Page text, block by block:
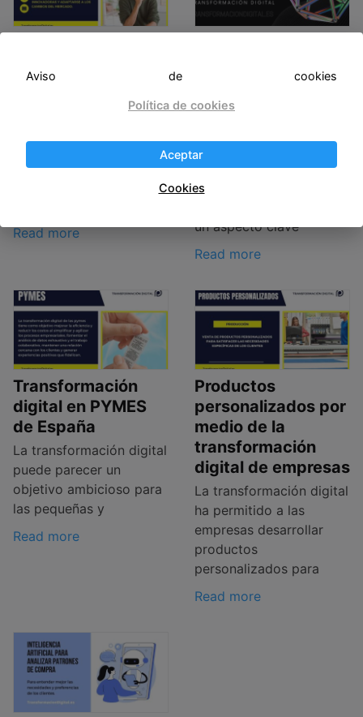
transformación
tecnología han sido
líderes en la
Read more
colaboración en
línea en procesos
digital
La implementación de
herramientas de
un aspecto clave
Read more
Transformación
digital en PYMES
de España
La transformación digital
puede parecer un
objetivo ambicioso para
las pequeñas y
Read more
Productos
personalizados por
medio de la
transformación
digital de empresas
La transformación digital
ha permitido a las
empresas desarrollar
productos
personalizados para
Read more
Aviso de cookies
Política de cookies
Aceptar
Cookies